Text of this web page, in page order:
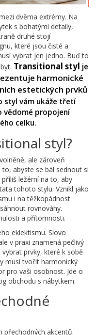
dvěma extrémy. Na
s bohatými detaily,
druhé stojí
které jsou čisté a
vybrat jen jedno. Buď to
Transitional styl je
harmonické
estetických prvků
styl vám ukáže třetí
vědomé propojení
celku.
styl?
ale zároveň
abyste se bál sednout si
ležérní na to, aby
tohoto stylu. Vznikl jako
i na těžkopádnost
rovnováhy.
a přítomnosti.
eklektismu. Slovo
v praxi znamená pečlivý
prvky, které k sobě
musí tvořit harmonický
pro vaši osobnost. Jde o
obchodu s nábytkem.
přechodných akcentů.